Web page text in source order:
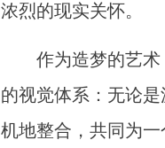
浓烈的现实关怀。
作为造梦的艺术，
的视觉体系：无论
机地整合，共同为